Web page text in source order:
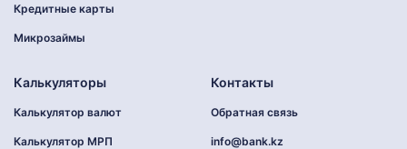
Кредитные карты
Микрозаймы
Калькуляторы
Калькулятор валют
Калькулятор МРП
Контакты
Обратная связь
info@bank.kz